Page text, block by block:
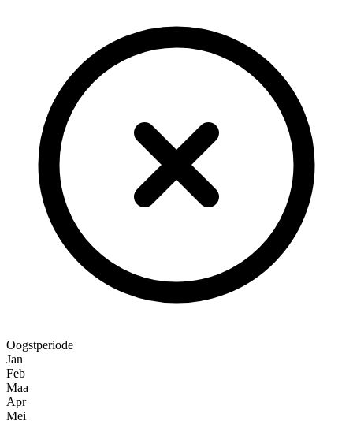
Oogstperiode
Jan
Feb
Maa
Apr
Mei